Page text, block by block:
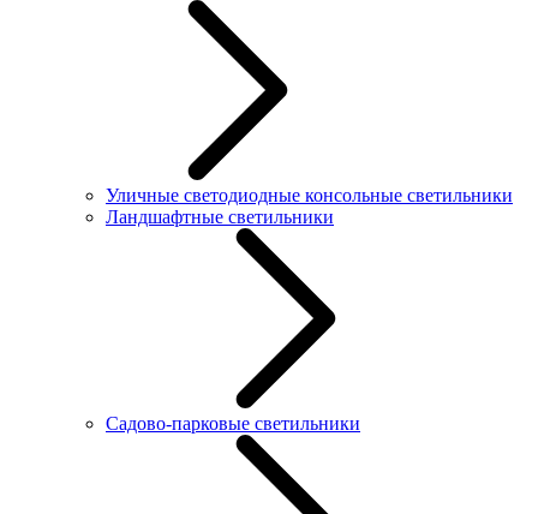
Уличные светодиодные консольные светильники
Ландшафтные светильники
Садово-парковые светильники